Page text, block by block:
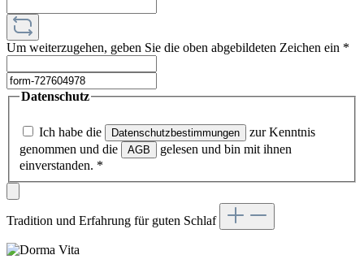
Um weiterzugehen, geben Sie die oben abgebildeten Zeichen ein *
Datenschutz
Ich habe die Datenschutzbestimmungen
zur Kenntnis
genommen und die
AGB
gelesen und bin mit ihnen
einverstanden. *
Tradition und Erfahrung für guten Schlaf